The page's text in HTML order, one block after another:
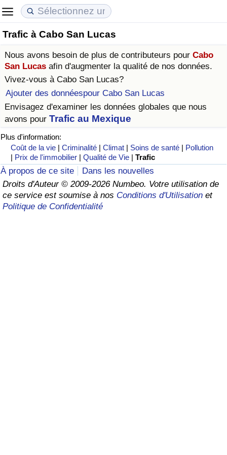
Trafic à Cabo San Lucas
Nous avons besoin de plus de contributeurs pour Cabo
San Lucas afin d'augmenter la qualité de nos données.
Vivez-vous à Cabo San Lucas?
Ajouter des donnéespour Cabo San Lucas
Envisagez d'examiner les données globales que nous
avons pour Trafic au Mexique
Plus d'information:
Coût de la vie |Criminalité |Climat | Soins de santé | Pollution
| Prix de l'immobilier |Qualité de Vie |Trafic
À propos de ce site
Dans les nouvelles
Droits d'Auteur © 2009-2026 Numbeo. Votre utilisation de
ce service est soumise à nos Conditions d'Utilisation et
Politique de Confidentialité
Coût de la vie
Indice du Coût de la Vie (Actuel)
Indice du Coût de la Vie
Indice du coût de la vie par pays
à Akaba
Prix de l'immobilier
Indice des Prix de l'immobilier (Actuel)
Indice des Prix de l'immobilier
Indice des Prix de l'immobilier par Pays
Qualité de Vie
Indice de Qualité de Vie
Indice de Qualité de Vie (Actuel)
Indice de qualité de vie par pays
Criminalité
Indice de Criminalité (Actuel)
Indice de Criminalité